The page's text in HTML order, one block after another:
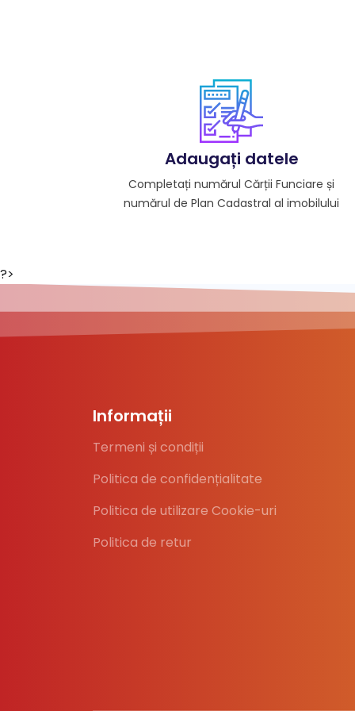
Adaugați datele
Completați numărul Cărții Funciare și
numărul de Plan Cadastral al imobilului
?>
Informații
Termeni și condiții
Politica de confidențialitate
Politica de utilizare Cookie-uri
Politica de retur